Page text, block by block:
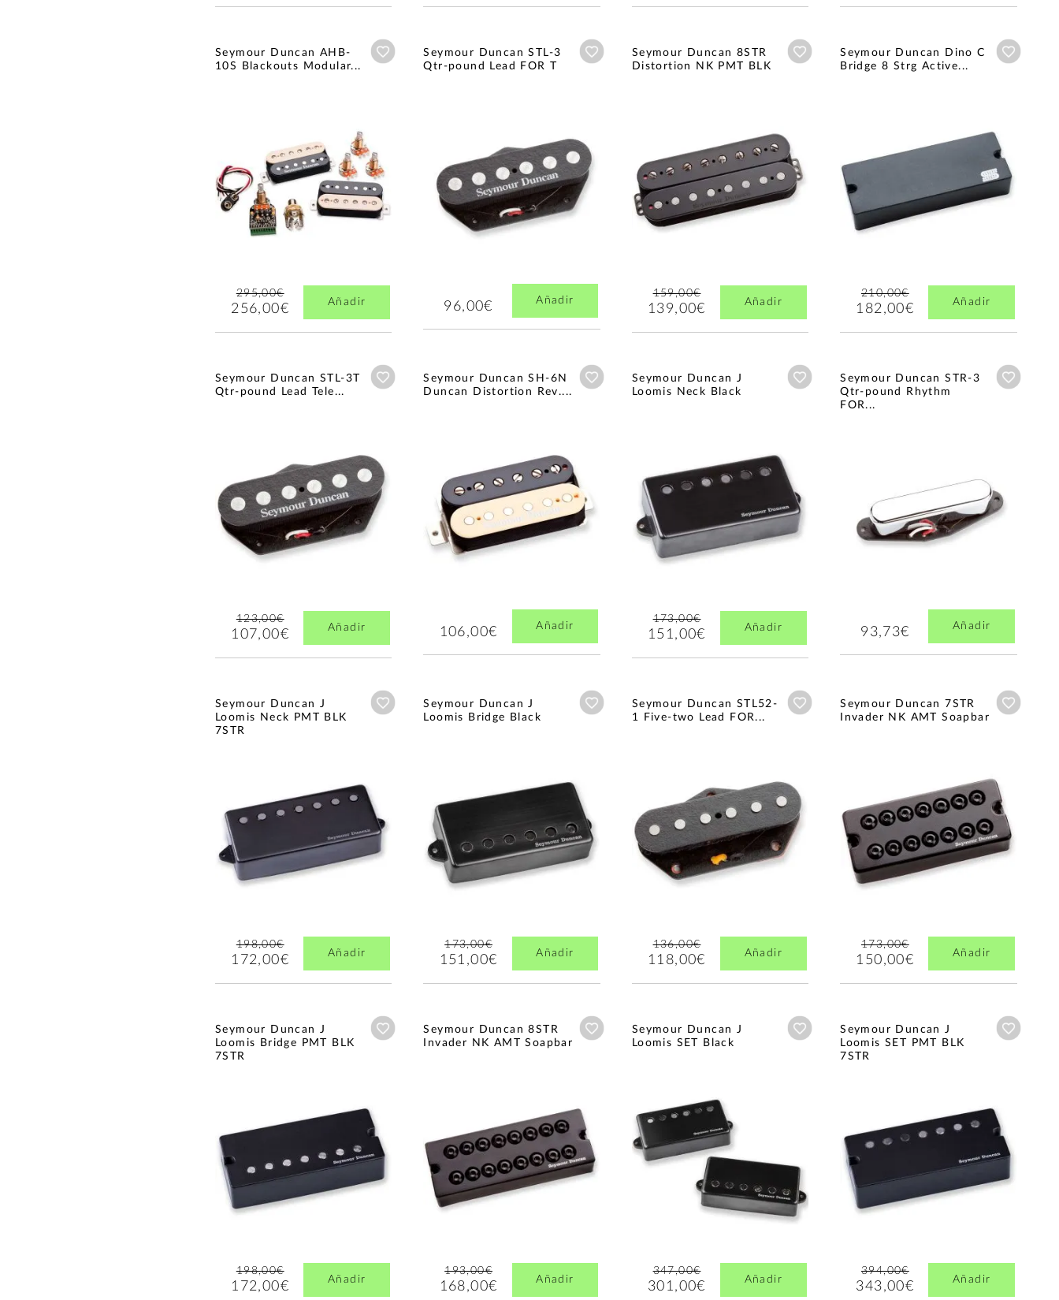
Seymour Duncan AHB-
10S Blackouts Modular...
Añadir a wishlist
295,00€
256,00€ Añadir
Seymour Duncan STL-3
Qtr-pound Lead FOR T
Añadir a wishlist
96,00€ Añadir
Seymour Duncan 8STR
Distortion NK PMT BLK
Añadir a wishlist
159,00€
139,00€ Añadir
Seymour Duncan Dino C
Bridge 8 Strg Active...
210,00€
182,00€ Añadir
Seymour Duncan STL-3T
Qtr-pound Lead Tele...
Añadir a wishlist
123,00€
107,00€ Añadir
Seymour Duncan SH-6N
Duncan Distortion Rev....
Añadir a wishlist
106,00€ Añadir
Seymour Duncan J
Loomis Neck Black
Añadir a wishlist
173,00€
151,00€ Añadir
Seymour Duncan STR-3
Qtr-pound Rhythm
FOR...
93,73€ Añadir
Seymour Duncan J
Loomis Neck PMT BLK
7STR
Añadir a wishlist
198,00€
172,00€ Añadir
Seymour Duncan J
Loomis Bridge Black
Añadir a wishlist
173,00€
151,00€ Añadir
Seymour Duncan STL52-
1 Five-two Lead FOR...
Añadir a wishlist
136,00€
118,00€ Añadir
Seymour Duncan 7STR
Invader NK AMT Soapbar
173,00€
150,00€ Añadir
Seymour Duncan J
Loomis Bridge PMT BLK
7STR
Añadir a wishlist
198,00€
172,00€ Añadir
Seymour Duncan 8STR
Invader NK AMT Soapbar
Añadir a wishlist
193,00€
168,00€ Añadir
Seymour Duncan J
Loomis SET Black
Añadir a wishlist
347,00€
301,00€ Añadir
Seymour Duncan J
Loomis SET PMT BLK
7STR
394,00€
343,00€ Añadir